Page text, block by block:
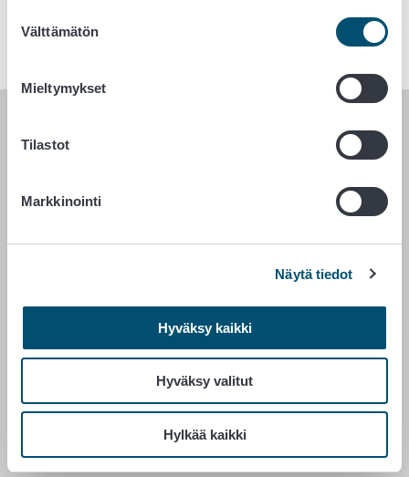
valinta
Välttämätön
Mieltymykset
Tilastot
Markkinointi
Näytä tiedot
Hyväksy kaikki
Hyväksy valitut
Hylkää kaikki
RUOKAVIRASTO
00027 RUOKAVIRASTO
Yhteystiedot
Evästeasetukset